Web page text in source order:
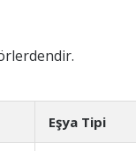
Eşya Tipi